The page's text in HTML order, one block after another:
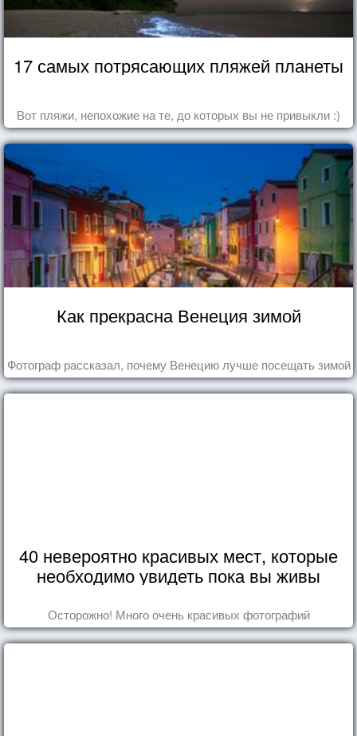
17 самых потрясающих пляжей планеты
Вот пляжи, непохожие на те, до которых вы не привыкли :)
Как прекрасна Венеция зимой
Фотограф рассказал, почему Венецию лучше посещать зимой
40 невероятно красивых мест, которые
необходимо увидеть пока вы живы
Осторожно! Много очень красивых фотографий